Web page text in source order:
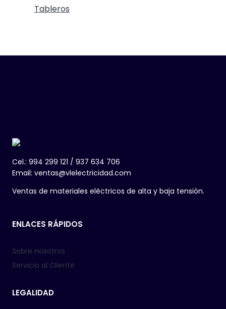
Tableros
Cel.: 994 299 121 / 937 634 706
Email: ventas@vlelectricidad.com
Ventas de materiales eléctricos de alta y baja tensión.
ENLACES RÁPIDOS
Sobre nosotros
Servicio al Cliente
LEGALIDAD